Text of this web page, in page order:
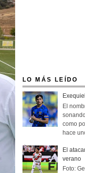
LO MÁS LEÍDO
El
como
hace
El
verano
Foto: